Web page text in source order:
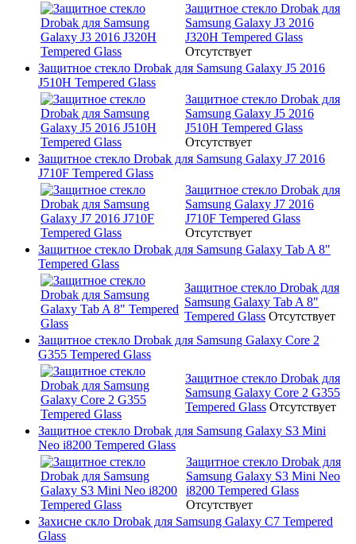
Защитное стекло Drobak для
Samsung Galaxy J3 2016
J320H Tempered Glass
Отсутствует
Защитное стекло Drobak для Samsung Galaxy J5 2016
J510H Tempered Glass
Защитное стекло Drobak для
Samsung Galaxy J5 2016
J510H Tempered Glass
Отсутствует
Защитное стекло Drobak для Samsung Galaxy J7 2016
J710F Tempered Glass
Защитное стекло Drobak для
Samsung Galaxy J7 2016
J710F Tempered Glass
Отсутствует
Защитное стекло Drobak для Samsung Galaxy Tab A 8"
Tempered Glass
Защитное стекло Drobak для
Samsung Galaxy Tab A 8"
Tempered Glass Отсутствует
Защитное стекло Drobak для Samsung Galaxy Core 2
G355 Tempered Glass
Защитное стекло Drobak для
Samsung Galaxy Core 2 G355
Tempered Glass Отсутствует
Защитное стекло Drobak для Samsung Galaxy S3 Mini
Neo i8200 Tempered Glass
Защитное стекло Drobak для
Samsung Galaxy S3 Mini Neo
i8200 Tempered Glass
Отсутствует
Захисне скло Drobak для Samsung Galaxy C7 Tempered
Glass